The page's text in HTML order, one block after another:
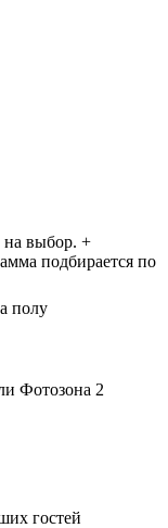
на выбор. +
подбирается по
полу
Фотозона 2
гостей